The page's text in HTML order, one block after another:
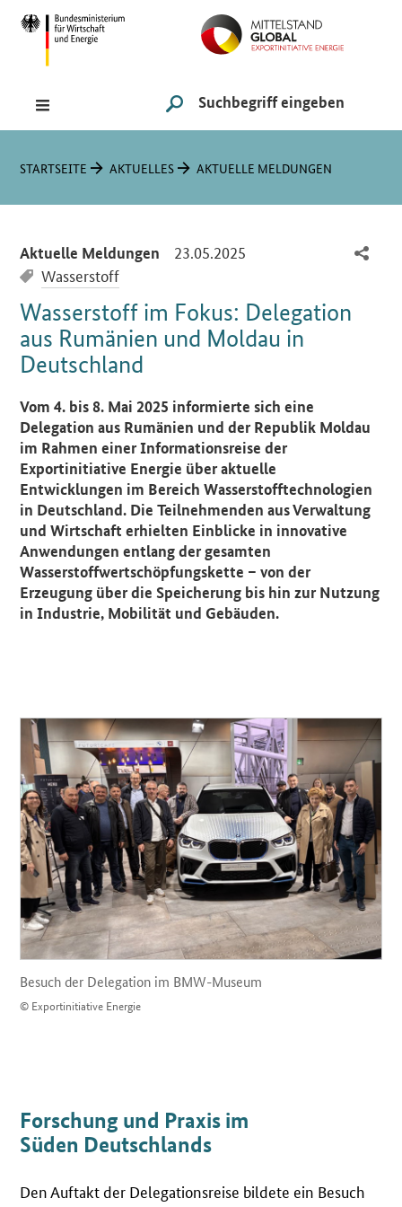
Suche
SUCHE STARTEN
Sie sind hier:
STARTSEITE AKTUELLES AKTUELLE MELDUNGEN
Aktuelle Meldungen 23.05.2025
Wasserstoff
Wasserstoff im Fokus: Delegation
aus Rumänien und Moldau in
Deutschland
Vom 4. bis 8. Mai 2025 informierte sich eine
Delegation aus Rumänien und der Republik Moldau
im Rahmen einer Informationsreise der
Exportinitiative Energie über aktuelle
Entwicklungen im Bereich Wasserstofftechnologien
in Deutschland. Die Teilnehmenden aus Verwaltung
und Wirtschaft erhielten Einblicke in innovative
Anwendungen entlang der gesamten
Wasserstoffwertschöpfungskette – von der
Erzeugung über die Speicherung bis hin zur Nutzung
in Industrie, Mobilität und Gebäuden.
Besuch der Delegation im BMW-Museum
© Exportinitiative Energie
Forschung und Praxis im
Süden Deutschlands
Den Auftakt der Delegationsreise bildete ein Besuch